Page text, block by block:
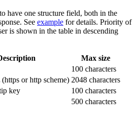
have one structure field, both in the
See example for details. Priority of
is shown in the table in descending
Max size
100 characters
or http scheme) 2048 characters
key
100 characters
500 characters